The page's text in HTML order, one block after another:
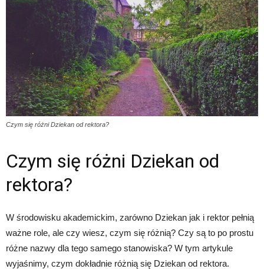
Czym się różni Dziekan od rektora?
Czym się różni Dziekan od
rektora?
W środowisku akademickim, zarówno Dziekan jak i rektor pełnią
ważne role, ale czy wiesz, czym się różnią? Czy są to po prostu
różne nazwy dla tego samego stanowiska? W tym artykule
wyjaśnimy, czym dokładnie różnią się Dziekan od rektora.